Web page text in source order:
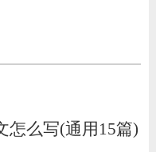
怎么写(通用15篇)